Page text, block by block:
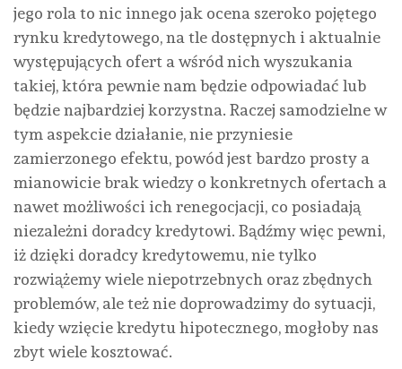
jego rola to nic innego jak ocena szeroko pojętego
rynku kredytowego, na tle dostępnych i aktualnie
występujących ofert a wśród nich wyszukania
takiej, która pewnie nam będzie odpowiadać lub
będzie najbardziej korzystna. Raczej samodzielne w
tym aspekcie działanie, nie przyniesie
zamierzonego efektu, powód jest bardzo prosty a
mianowicie brak wiedzy o konkretnych ofertach a
nawet możliwości ich renegocjacji, co posiadają
niezależni doradcy kredytowi. Bądźmy więc pewni,
iż dzięki doradcy kredytowemu, nie tylko
rozwiążemy wiele niepotrzebnych oraz zbędnych
problemów, ale też nie doprowadzimy do sytuacji,
kiedy wzięcie kredytu hipotecznego, mogłoby nas
zbyt wiele kosztować.